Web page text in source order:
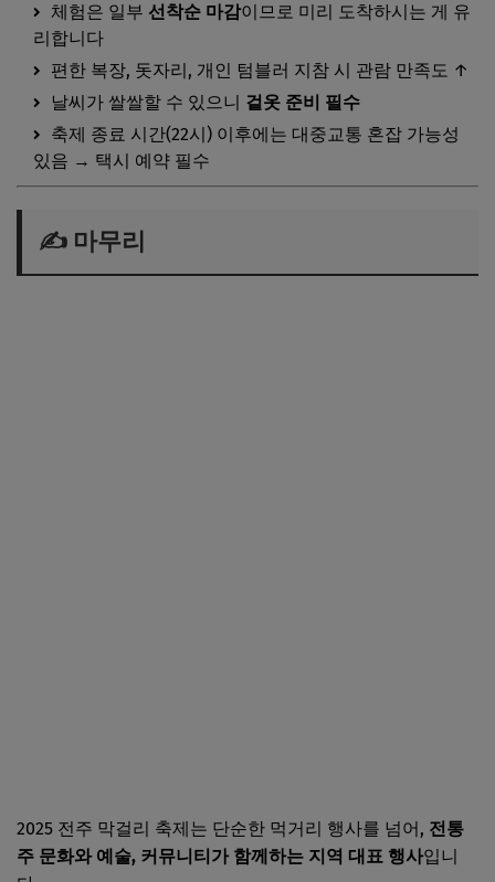
체험은 일부 선착순 마감이므로 미리 도착하시는 게 유
리합니다
편한 복장, 돗자리, 개인 텀블러 지참 시 관람 만족도 ↑
날씨가 쌀쌀할 수 있으니 겉옷 준비 필수
축제 종료 시간(22시) 이후에는 대중교통 혼잡 가능성
있음 → 택시 예약 필수
✍️ 마무리
2025 전주 막걸리 축제는 단순한 먹거리 행사를 넘어, 전통
주 문화와 예술, 커뮤니티가 함께하는 지역 대표 행사입니